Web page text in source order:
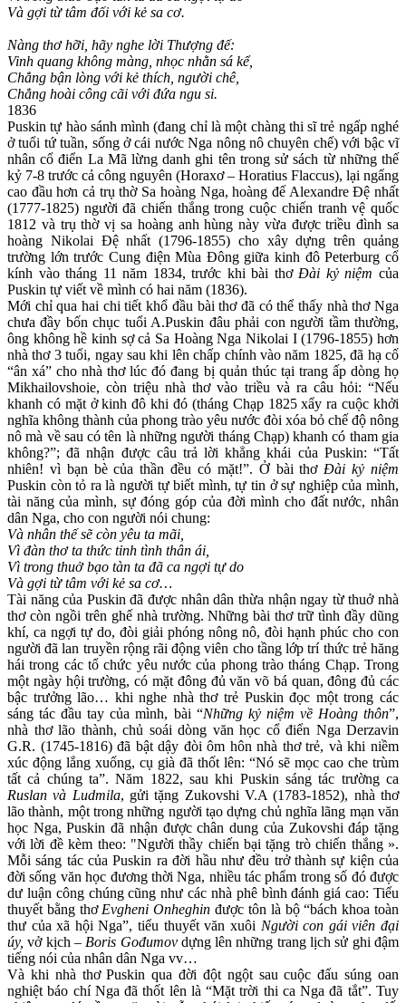
Và gợi từ tâm đối với kẻ sa cơ.
Nàng thơ hỡi, hãy nghe lời Thượng đế:
Vinh quang không màng, nhọc nhằn sá kể,
Chẳng bận lòng với kẻ thích, người chê,
Chẳng hoài công cãi với đứa ngu si.
1836
Puskin tự hào sánh mình (đang chỉ là một chàng thi sĩ trẻ ngấp nghé
ở tuổi tứ tuần, sống ở cái nước Nga nông nô chuyên chế) với bậc vĩ
nhân cổ điển La Mã lừng danh ghi tên trong sử sách từ những thế
kỷ 7-8 trước cả công nguyên (Horaxơ – Horatius Flaccus), lại ngẩng
cao đầu hơn cả trụ thờ Sa hoàng Nga, hoàng đế Alexandre Đệ nhất
(1777-1825) người đã chiến thắng trong cuộc chiến tranh vệ quốc
1812 và trụ thờ vị sa hoàng anh hùng này vừa được triều đình sa
hoàng Nikolai Đệ nhất (1796-1855) cho xây dựng trên quảng
trường lớn trước Cung điện Mùa Đông giữa kinh đô Peterburg cổ
kính vào tháng 11 năm 1834, trước khi bài thơĐài kỷ niệmcủa
Puskin tự viết về mình có hai năm (1836).
Mới chỉ qua hai chi tiết khổ đầu bài thơ đã có thể thấy nhà thơ Nga
chưa đầy bốn chục tuổi A.Puskin đâu phải con người tầm thường,
ông không hề kinh sợ cả Sa Hoàng Nga Nikolai I (1796-1855) hơn
nhà thơ 3 tuổi, ngay sau khi lên chấp chính vào năm 1825, đã hạ cố
“ân xá” cho nhà thơ lúc đó đang bị quản thúc tại trang ấp dòng họ
Mikhailovshoie, còn triệu nhà thơ vào triều và ra câu hỏi: “Nếu
khanh có mặt ở kinh đô khi đó (tháng Chạp 1825 xẩy ra cuộc khởi
nghĩa không thành của phong trào yêu nước đòi xóa bỏ chế độ nông
nô mà về sau có tên là những người tháng Chạp) khanh có tham gia
không?”; đã nhận được câu trả lời khẳng khái của Puskin: “Tất
nhiên! vì bạn bè của thần đều có mặt!”. Ở bài thơĐài kỷ niệm
Puskin còn tỏ ra là người tự biết mình, tự tin ở sự nghiệp của mình,
tài năng của mình, sự đóng góp của đời mình cho đất nước, nhân
dân Nga, cho con người nói chung:
Và nhân thế sẽ còn yêu ta mãi,
Vì đàn thơ ta thức tỉnh tình thân ái,
Vì trong thuở bạo tàn ta đã ca ngợi tự do
Và gợi từ tâm với kẻ sa cơ…
Tài năng của Puskin đã được nhân dân thừa nhận ngay từ thuở nhà
thơ còn ngồi trên ghế nhà trường. Những bài thơ trữ tình đầy dũng
khí, ca ngợi tự do, đòi giải phóng nông nô, đòi hạnh phúc cho con
người đã lan truyền rộng rãi động viên cho tầng lớp trí thức trẻ hăng
hái trong các tổ chức yêu nước của phong trào tháng Chạp. Trong
một ngày hội trường, có mặt đông đủ văn võ bá quan, đông đủ các
bậc trưởng lão… khi nghe nhà thơ trẻ Puskin đọc một trong các
sáng tác đầu tay của mình, bài “Những kỷ niệm về Hoàng thôn”,
nhà thơ lão thành, chủ soái dòng văn học cổ điển Nga Derzavin
G.R. (1745-1816) đã bật dậy đòi ôm hôn nhà thơ trẻ, và khi niềm
xúc động lắng xuống, cụ già đã thốt lên: “Nó sẽ mọc cao che trùm
tất cả chúng ta”. Năm 1822, sau khi Puskin sáng tác trường ca
Ruslan và Ludmila, gửi tặng Zukovshi V.A (1783-1852), nhà thơ
lão thành, một trong những người tạo dựng chủ nghĩa lãng mạn văn
học Nga, Puskin đã nhận được chân dung của Zukovshi đáp tặng
với lời đề kèm theo: "Người thầy chiến bại tặng trò chiến thắng ».
Mỗi sáng tác của Puskin ra đời hầu như đều trở thành sự kiện của
đời sống văn học đương thời Nga, nhiều tác phẩm trong số đó được
dư luận công chúng cũng như các nhà phê bình đánh giá cao: Tiểu
thuyết bằng thơ Evgheni Onheghin được tôn là bộ “bách khoa toàn
thư của xã hội Nga”, tiểu thuyết văn xuôi Người con gái viên đại
úy,vở kịch – Boris Gođumovdựng lên những trang lịch sử ghi đậm
tiếng nói của nhân dân Nga vv…
Và khi nhà thơ Puskin qua đời đột ngột sau cuộc đấu súng oan
nghiệt báo chí Nga đã thốt lên là “Mặt trời thi ca Nga đã tắt”. Tuy